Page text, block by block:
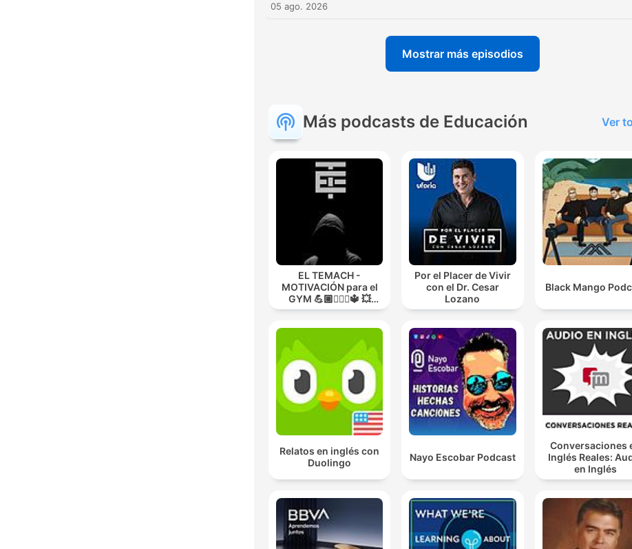
05 ago. 2026
Mostrar más episodios
Más podcasts de Educación Ver
EL TEMACH -
MOTIVACIÓN para el
GYM 💪🏼🏋🏻‍♀🔱 💥
MODO GUERRA💥
Por el Placer de Vivir
con el Dr. Cesar
Lozano
Black Mango
Relatos en inglés con
Duolingo
Nayo Escobar Podcast
Conversaciones
Inglés Reales:
en Inglés